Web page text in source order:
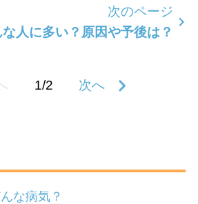
次のページ
人に多い？原因や予後は？
1/2 次へ
な病気？